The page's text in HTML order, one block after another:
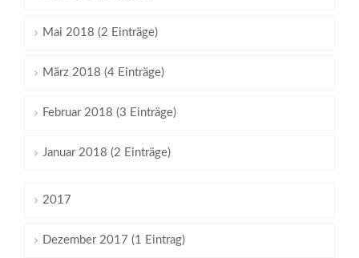
Mai 2018 (2 Einträge)
März 2018 (4 Einträge)
Februar 2018 (3 Einträge)
Januar 2018 (2 Einträge)
2017
Dezember 2017 (1 Eintrag)